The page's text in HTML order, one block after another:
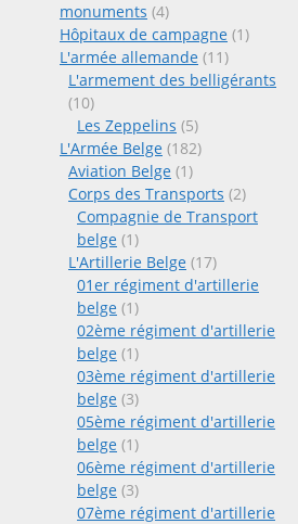
monuments (4)
Hôpitaux de campagne (1)
L'armée allemande (11)
L'armement des belligérants
(10)
Les Zeppelins (5)
L'Armée Belge (182)
Aviation Belge (1)
Corps des Transports (2)
Compagnie de Transport
belge (1)
L'Artillerie Belge (17)
01er régiment d'artillerie
belge (1)
02ème régiment d'artillerie
belge (1)
03ème régiment d'artillerie
belge (3)
05ème régiment d'artillerie
belge (1)
06ème régiment d'artillerie
belge (3)
07ème régiment d'artillerie